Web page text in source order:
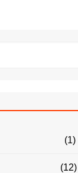
(1)
(12)